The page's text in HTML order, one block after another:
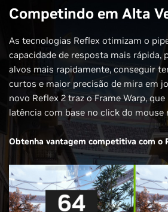
Competindo em Alta
As tecnologias Reflex otimizam o
capacidade de resposta mais rápida,
alvos mais rapidamente, conseguir
curtos e maior precisão de mira em
novo Reflex 2 traz o Frame Warp,
latência com base no click do mouse
Obtenha vantagem competitiva com o